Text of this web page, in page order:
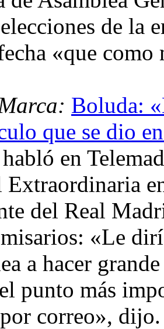
de la
«que
Boluda:
que se dio
en
Extraordinaria
del Real
«Le
a hacer
punto más
correo»,